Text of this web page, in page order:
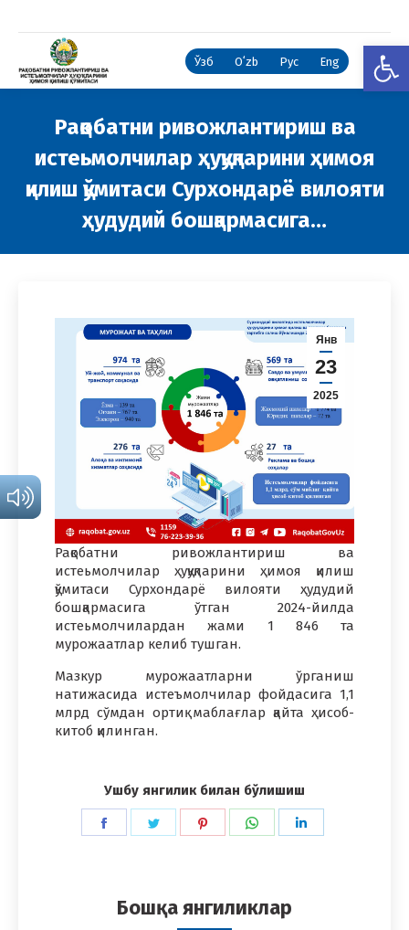
Ўзб Oʻzb Рус Eng
Рақобатни ривожлантириш ва
истеьмолчилар ҳуқуқларини ҳимоя
қилиш қўмитаси Сурхондарё вилояти
ҳудудий бошқармасига…
Янв
23
2025
Рақобатни ривожлантириш ва
истеьмолчилар ҳуқуқларини ҳимоя қилиш
қўмитаси Сурхондарё вилояти ҳудудий
бошқармасига ўтган 2024-йилда
истеьмолчилардан жами 1 846 та
мурожаатлар келиб тушган.
Мазкур мурожаатларни ўрганиш
натижасида истеъмолчилар фойдасига 1,1
млрд сўмдан ортиқ маблағлар қайта ҳисоб-
китоб қилинган.
Ушбу янгилик билан бўлишиш
Share
Share
Share
Share
Бошқа янгиликлар